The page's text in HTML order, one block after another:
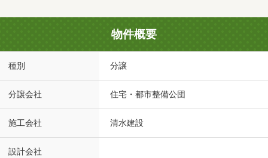
物件概要
種別 分譲
分譲会社 住宅・都市整備公団
施工会社 清水建設
設計会社